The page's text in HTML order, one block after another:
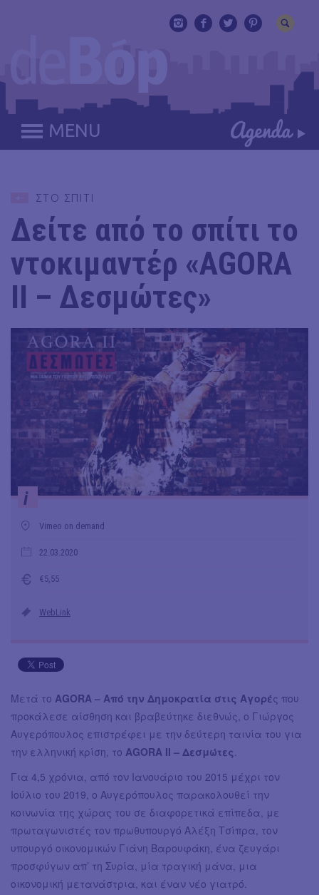
MENU
ΣΤΟ ΣΠΙΤΙ
Δείτε από το σπίτι το
ντοκιμαντέρ «AGORA
II – Δεσμώτες»
i
Vimeo on demand
22.03.2020
€5,55
WebLink
Μετά το AGORA – Από την Δημοκρατία στις Αγορές που
προκάλεσε αίσθηση και βραβεύτηκε διεθνώς, ο Γιώργος
Αυγερόπουλος επιστρέφει με την δεύτερη ταινία του για
την ελληνική κρίση, το AGORA II – Δεσμώτες.
Για 4,5 χρόνια, από τον Ιανουάριο του 2015 μέχρι τον
Ιούλιο του 2019, ο Αυγερόπουλος παρακολουθεί την
κοινωνία της χώρας του σε διαφορετικά επίπεδα, με
πρωταγωνιστές τον πρωθυπουργό Αλέξη Τσίπρα, τον
υπουργό οικονομικών Γιάνη Βαρουφάκη, ένα ζευγάρι
προσφύγων απ’ τη Συρία, μία τραγική μάνα, μια
οικονομική μετανάστρια, και έναν νέο γιατρό.